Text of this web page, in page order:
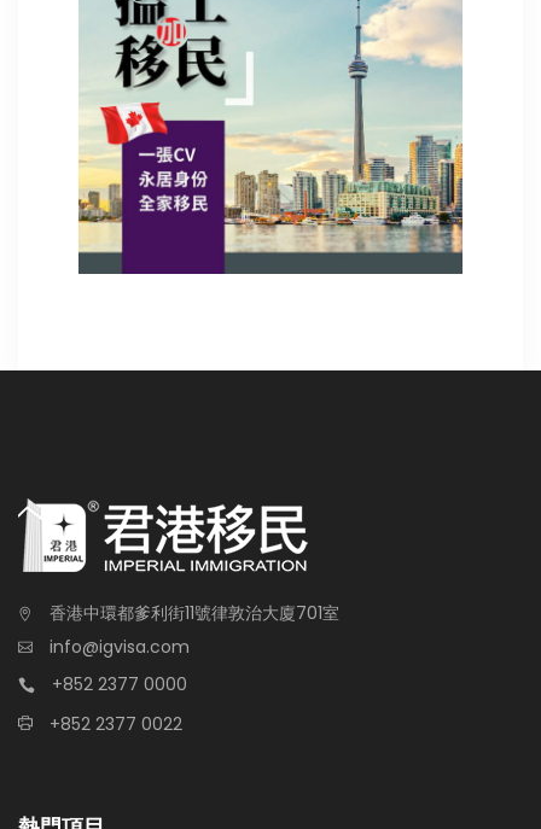
香港中環都爹利街11號律敦治大廈701室
info@igvisa.com
+852 2377 0000
+852 2377 0022